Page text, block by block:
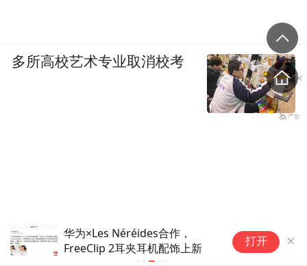
华为×Les Néréides合作，
FreeClip 2耳夹耳机配饰上新
打开
多所高校艺术专业取消校考